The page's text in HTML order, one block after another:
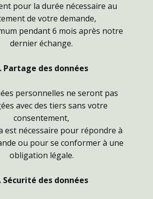
pour la durée nécessaire au
de votre demande,
pendant 6 mois après notre
dernier échange.
Partage des données
personnelles ne seront pas
avec des tiers sans votre
consentement,
est nécessaire pour répondre à
ou pour se conformer à une
obligation légale.
Sécurité des données